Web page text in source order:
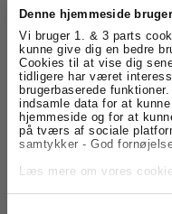
Denne hjemmeside
Vi bruger 1. & 3 parts
kunne give dig en bedre
Cookies til at vise dig
tidligere har været
brugerbaserede
indsamle data for at
hjemmeside og for at
på tværs af sociale
samtykker - God
Læs mere om vores
Post-it kubusblok
120485
89,95 DKK
(ekskl. moms)
Få skarpe